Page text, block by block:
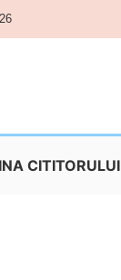
CITITORULUI